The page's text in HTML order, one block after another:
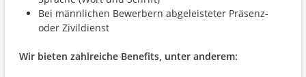
Bei männlichen Bewerbern abgeleisteter Präsenz-
oder Zivildienst
Wir bieten zahlreiche Benefits, unter anderem: